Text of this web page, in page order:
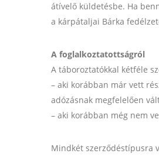
átívelő küldetésbe. Ha
a kárpátaljai Bárka
A foglalkoztatottságról
A táboroztatókkal kétféle
– aki korábban már vett
adózásnak megfelelően
– aki korábban még nem
Mindkét szerződéstípusra